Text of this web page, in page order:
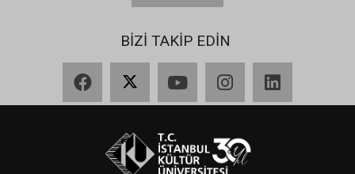
BİZİ TAKİP EDİN